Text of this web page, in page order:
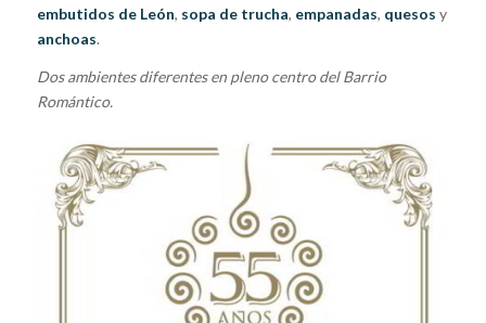
embutidos de León, sopa de trucha, empanadas, quesos y
anchoas.
Dos ambientes diferentes en pleno centro del Barrio
Romántico.​